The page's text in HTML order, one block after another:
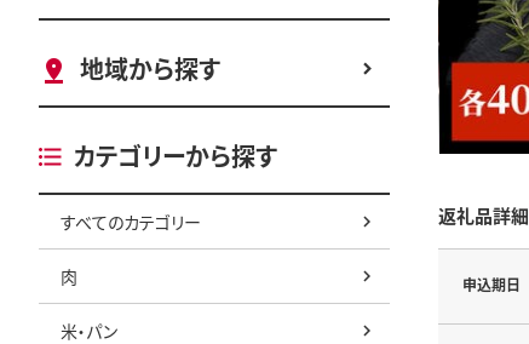
地域から探す
カテゴリーから探す
すべてのカテゴリー
肉
米・パン
返礼品詳細
申込期日